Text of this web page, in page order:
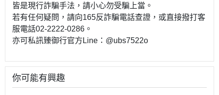
皆是現行詐騙手法，請小心勿受騙上當。
若有任何疑問，請向165反詐騙電話查證，或直接撥打客
服電話02-2222-0286。
亦可私訊臻御行官方Line：@ubs7522o
你可能有興趣